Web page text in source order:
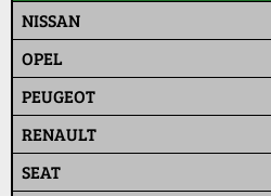
NISSAN
OPEL
PEUGEOT
RENAULT
SEAT